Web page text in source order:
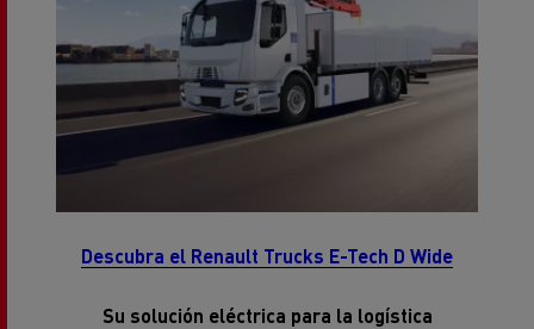
Descubra el Renault Trucks E-Tech D Wide
Su solución eléctrica para la logística